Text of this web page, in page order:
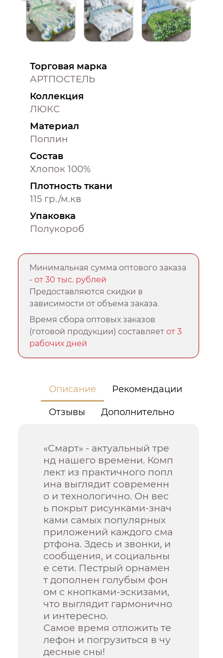
Торговая марка
АРТПОСТЕЛЬ
Коллекция
ЛЮКС
Материал
Поплин
Состав
Хлопок 100%
Плотность ткани
115 гр./м.кв
Упаковка
Полукороб
Минимальная сумма оптового заказа
-от 30 тыс. рублей
Предоставляются скидки в
зависимости от объема заказа.
Время сбора оптовых заказов
(готовой продукции) составляетот 3
рабочих дней
Описание Рекомендации
Отзывы Дополнительно
«Смарт» - актуальный тре
нд нашего времени. Комп
лект из практичного попл
ина выглядит современн
о и технологично. Он вес
ь покрыт рисунками-знач
ками самых популярных
приложений каждого сма
ртфона. Здесь и звонки, и
сообщения, и социальны
е сети. Пестрый орнамен
т дополнен голубым фон
ом с кнопками-эскизами,
что выглядит гармонично
и интересно.
Самое время отложить те
лефон и погрузиться в чу
десные сны!